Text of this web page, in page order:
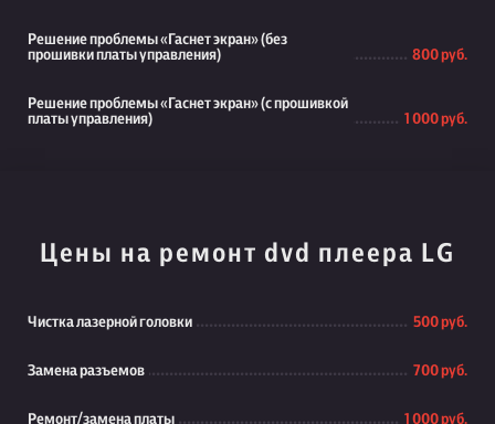
Решение проблемы «Гаснет экран» (без
прошивки платы управления)
800 руб.
Решение проблемы «Гаснет экран» (с прошивкой
платы управления)
1 000 руб.
Цены на ремонт dvd плеера LG
Чистка лазерной головки 500 руб.
Замена разъемов 700 руб.
Ремонт/замена платы 1 000 руб.